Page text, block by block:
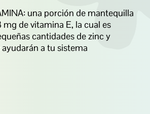
una porción de mantequilla
mg de vitamina E, la cual es
cantidades de zinc y
a tu sistema